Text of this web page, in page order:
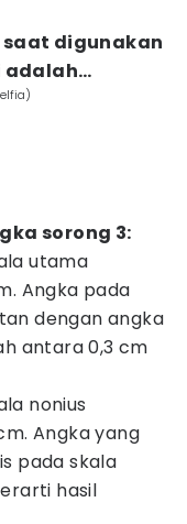
saat digunakan
adalah…
sorong 3:
utama
Angka pada
dengan angka
antara 0,3 cm
nonius
Angka yang
pada skala
hasil